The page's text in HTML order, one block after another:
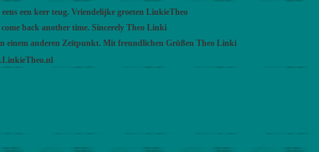
een keer teug. Vriendelijke groeten LinkieTheo
back another time. Sincerely Theo Linki
einem anderen Zeitpunkt. Mit freundlichen Grüßen Theo Linki